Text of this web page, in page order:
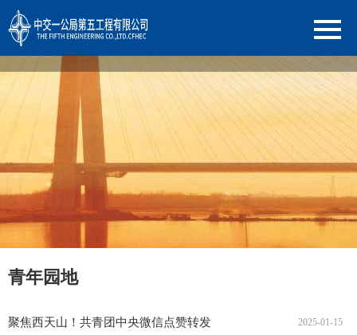
青年园地
2025-01-15
聚焦西天山！共青团中央微信点赞转发